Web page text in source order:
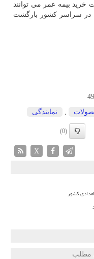
خرید بیمه عمر می توانند
در سراسر كشور بازگشت
نمایندگی
(0)
X
مطلب